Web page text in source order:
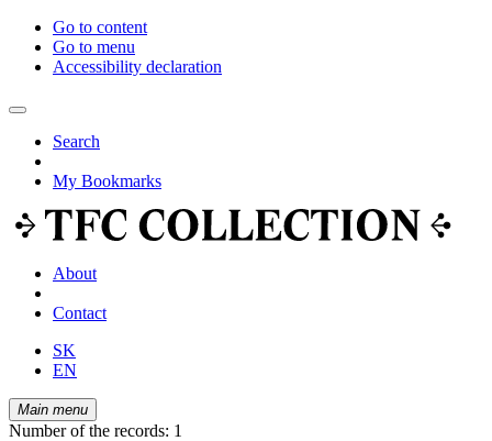
Go to content
Go to menu
Accessibility declaration
Search
My Bookmarks
About
Contact
SK
EN
Main menu
Number of the records: 1